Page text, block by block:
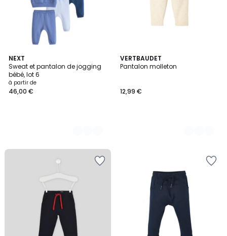
NEXT
Sweat et pantalon de jogging
bébé, lot 6
à partir de
46,00 €
2
Couleurs
VERTBAUDET
Pantalon molleton
12,99 €
4
Couleurs